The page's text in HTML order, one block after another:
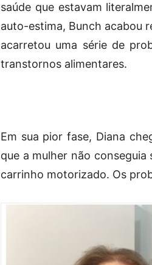
saúde que estavam
auto-estima, Bunch acabou
acarretou uma série de
transtornos alimentares.
Em sua pior fase, Diana
que a mulher não
carrinho motorizado. Os